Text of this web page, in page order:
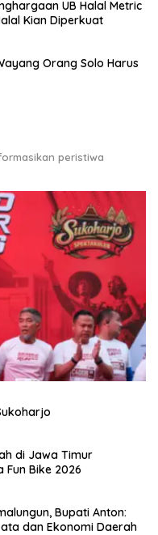
UB Halal Metric
Kian Diperkuat
Orang Solo Harus
peristiwa
di Jawa Timur
Bike 2026
Bupati Anton:
dan Ekonomi Daerah